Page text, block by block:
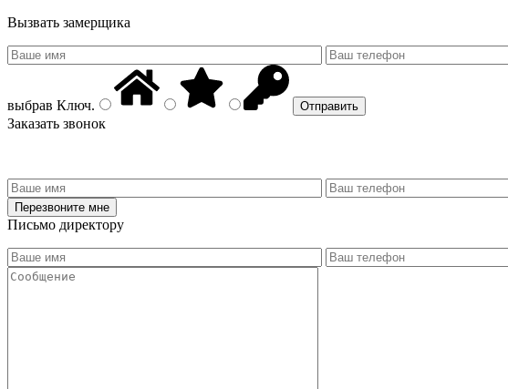
Вызвать замерщика
выбрав Ключ.
Заказать звонок
Письмо директору